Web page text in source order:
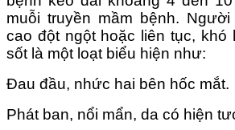
muỗi truyền mầm bệnh.
cao đột ngột hoặc liên tục, khó
sốt là một loạt biểu hiện như:
Đau đầu, nhức hai bên hốc mắt.
Phát ban, nổi mẩn, da có hiện